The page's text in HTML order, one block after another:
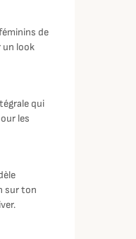
de
un look
qui
les
sur ton